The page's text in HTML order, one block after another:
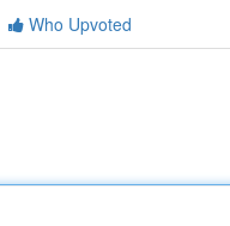
Who Upvoted